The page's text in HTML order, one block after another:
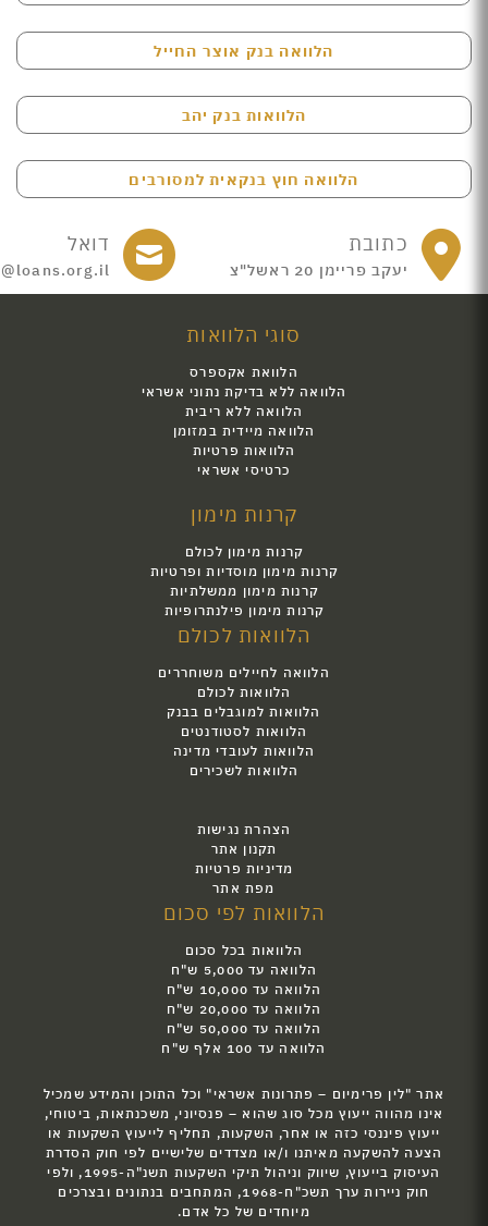
הלוואה בנק אוצר החייל
הלוואות בנק יהב
הלוואה חוץ בנקאית למסורבים
כתובת
יעקב פריימן 20 ראשל"צ
דואל
סוגי הלוואות
הלוואת אקספרס
הלוואה ללא בדיקת נתוני אשראי
הלוואה ללא ריבית
הלוואה מיידית במזומן
הלוואות פרטיות
כרטיסי אשראי
קרנות מימון
קרנות מימון לכולם
קרנות מימון מוסדיות ופרטיות
קרנות מימון ממשלתיות
קרנות מימון פילנתרופיות
הלוואות לכולם
הלוואה לחיילים משוחררים
הלוואות לכולם
הלוואות למוגבלים בבנק
הלוואות לסטודנטים
הלוואות לעובדי מדינה
הלוואות לשכירים
הצהרת נגישות
תקנון אתר
מדיניות פרטיות
מפת אתר
הלוואות לפי סכום
הלוואות בכל סכום
הלוואה עד 5,000 ש"ח
הלוואה עד 10,000 ש"ח
הלוואה עד 20,000 ש"ח
הלוואה עד 50,000 ש"ח
הלוואה עד 100 אלף ש"ח
אתר "לין פרימיום – פתרונות אשראי" וכל התוכן והמידע שמכיל
אינו מהווה ייעוץ מכל סוג שהוא – פנסיוני, משכנתאות, ביטוחי,
ייעוץ פיננסי כזה או אחר, השקעות, תחליף לייעוץ השקעות או
הצעה להשקעה מאיתנו ו/או מצדדים שלישיים לפי חוק הסדרת
העיסוק בייעוץ, שיווק וניהול תיקי השקעות תשנ"ה-1995, ולפי
חוק ניירות ערך תשכ"ח-1968, המתחבים בנתונים ובצרכים
מיוחדים של כל אדם.